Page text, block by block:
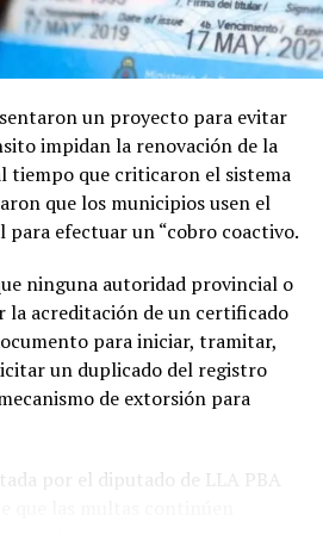
de agua y ráfagas, las
evitar la circulación innecesaria
objetos que puedan ser
postes de cableado eléctrico.
además de
centro y el norte del país,
amarilla por vientos
de cara al fin de semana,
de las temperaturas, que
a los 5 grados y máximas
que los 10 grados en territorio
el Ministerio de Desarrollo
Salud, los 135 municipios y los
sostuvo que: "Los números del
demuestran un franco
Buscamos datos concretos
Legislatura en la prevención y
triquinosis, protegiendo la
un proyecto para evitar
impidan la renovación de la
tiempo que criticaron el sistema
que los municipios usen el
efectuar un “cobro coactivo.
ninguna autoridad provincial o
la acreditación de un certificado
para iniciar, tramitar,
un duplicado del registro
de extorsión para
por el diputado de LLA PBA